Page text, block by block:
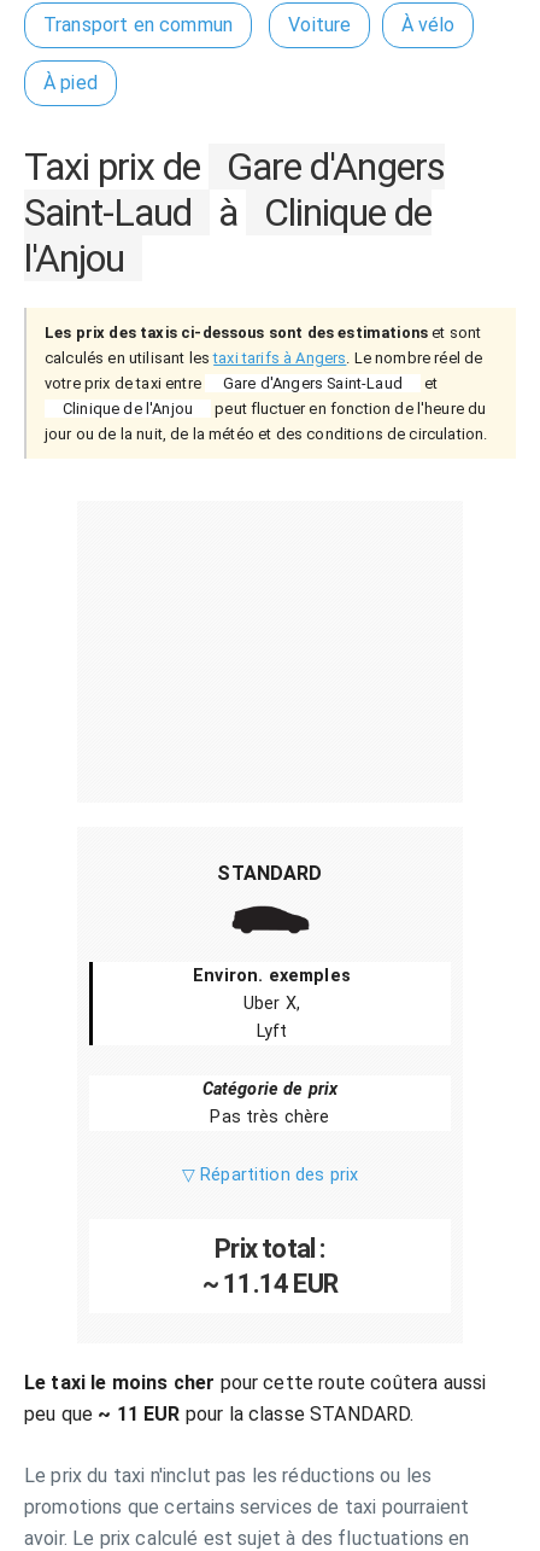
Transport en commun Voiture À vélo
À pied
Taxi prix de
Gare d'Angers
Saint-Laud
à
Clinique de
l'Anjou
Les prix des taxis ci-dessous sont des estimations et sont
calculés en utilisant lestaxi tarifs à Angers. Le nombre réel de
votre prix de taxi entre
Gare d'Angers Saint-Laud
et
Clinique de l'Anjou
peut fluctuer en fonction de l'heure du
jour ou de la nuit, de la météo et des conditions de circulation.
STANDARD
Environ. exemples
Uber X,
Lyft
Catégorie de prix
Pas très chère
▽ Répartition des prix
Prix total :
~ 11.14 EUR
Le taxi le moins cher pour cette route coûtera aussi
peu que ~ 11 EUR pour la classe STANDARD.
Le prix du taxi n'inclut pas les réductions ou les
promotions que certains services de taxi pourraient
avoir. Le prix calculé est sujet à des fluctuations en